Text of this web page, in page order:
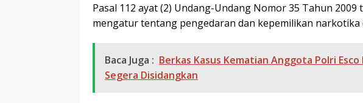
Pasal 112 ayat (2) Undang-Undang Nomor 35 Tahun
mengatur tentang pengedaran dan kepemilikan narkotika
Baca Juga : Berkas Kasus Kematian Anggota Polri
Segera Disidangkan